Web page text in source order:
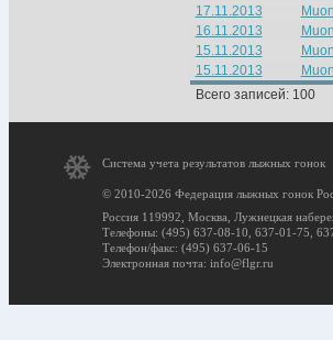
17.11.2013
16.11.2013
15.11.2013
15.11.2013
Всего записей: 100
Система учета результатов лыжных гонок
© 2010-2026 Федерация лыжных гонок
Россия 119992, Москва, Лужнецкая
Телефоны: (495) 637-08-10, 637-01-75,
Телефон/факс: (495) 637-06-15
Электронная почта: info@flgr.ru